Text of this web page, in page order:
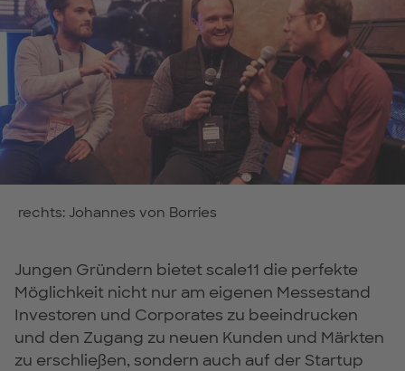
rechts: Johannes von Borries
Jungen Gründern bietet scale11 die perfekte
Möglichkeit nicht nur am eigenen Messestand
Investoren und Corporates zu beeindrucken
und den Zugang zu neuen Kunden und Märkten
zu erschließen, sondern auch auf der Startup